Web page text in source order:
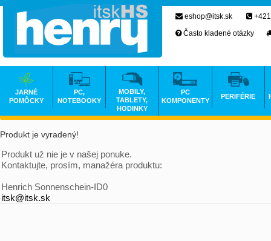
Produkt je vyradený!
Produkt už nie je v našej ponuke.
Kontaktujte, prosím, manažéra produktu:
Henrich Sonnenschein-ID0
itsk@itsk.sk
eshop@itsk.sk
Často kladené otázky
JARNÉ
POMÔCKY
PC,
NOTEBOOKY
MOBILY,
TABLETY,
HODINKY
PC
KOMPONENTY
PERIFÉRIE